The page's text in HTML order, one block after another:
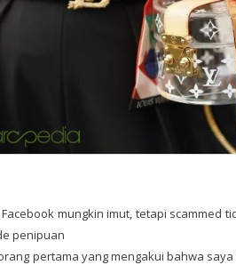
mungkin imut, tetapi scammed
penipuan
pertama yang mengakui bahwa